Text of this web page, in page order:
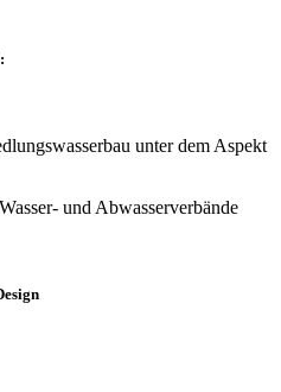
unter dem Aspekt
und Abwasserverbände